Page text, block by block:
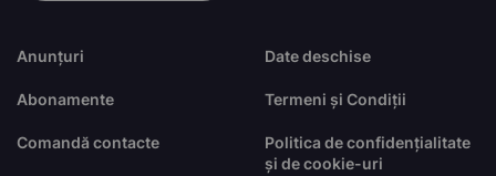
Anunțuri
Abonamente
Comandă contacte
Date deschise
Termeni și Condiții
Politica de confidențialitate
și de cookie-uri